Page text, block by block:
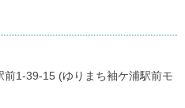
1-39-15 (ゆりまち袖ケ浦駅前モ